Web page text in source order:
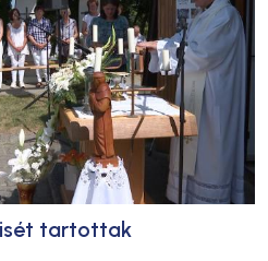
tartottak